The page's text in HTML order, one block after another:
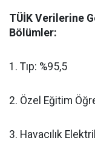
​TÜİK Verilerine
Bölümler:
​1. Tıp: %95,5
​2. Özel Eğitim
​3. Havacılık